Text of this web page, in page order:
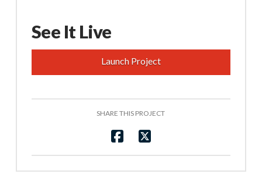
See It Live
Launch Project
SHARE THIS PROJECT